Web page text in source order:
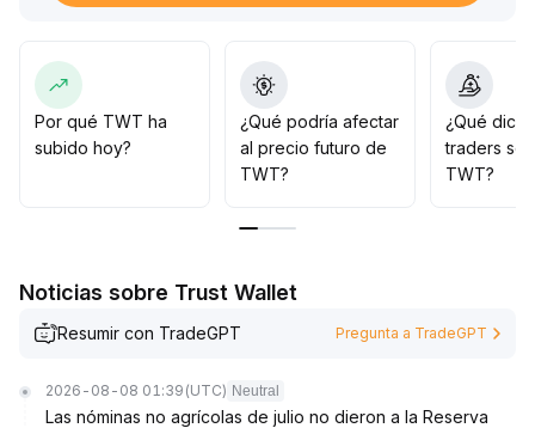
Se recomienda a los inversores aprovechar
oportunidades de compra en la zona de 0,38 a 0,37
dólares, priorizando una estrategia de acumulación en
retrocesos, con especial atención a las oportunidades
tras la ruptura de los 0,40 dólares, y estableciendo
Por qué TWT ha
subido hoy?
¿Qué podría afectar
al precio futuro de
TWT?
¿Qué
traders
TWT?
Noticias sobre Trust Wallet
Resumir con TradeGPT Pregunta a TradeGPT
2026-08-08 01:39 (UTC) Neutral
Las nóminas no agrícolas de julio no dieron a la Reserva